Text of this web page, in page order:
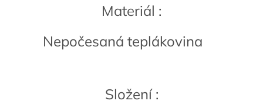
Materiál :
Nepočesaná teplákovina
Složení :